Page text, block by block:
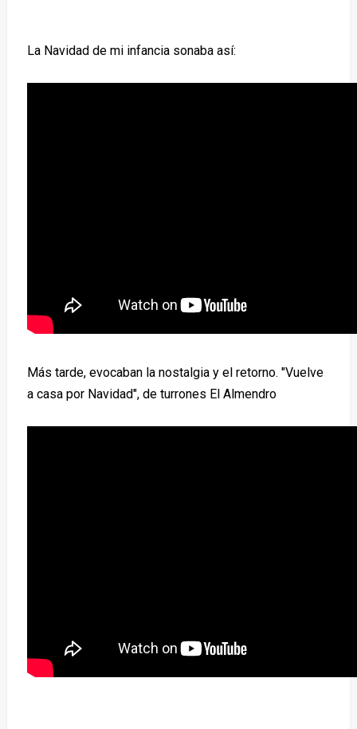
La Navidad de mi infancia sonaba así:
Más tarde, evocaban la nostalgia y el retorno. "Vuelve
a casa por Navidad", de turrones El Almendro